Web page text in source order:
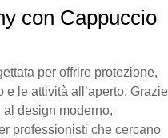
con Cappuccio
per offrire protezione,
le attività all’aperto. Grazie
al design moderno,
professionisti che cercano